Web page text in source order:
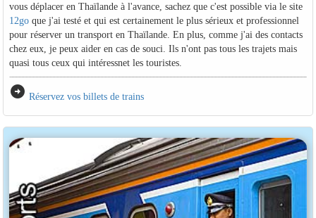
vous déplacer en Thaïlande à l'avance, sachez que c'est possible via le site
12goque j'ai testé et qui est certainement le plus sérieux et professionnel
pour réserver un transport en Thaïlande. En plus, comme j'ai des contacts
chez eux, je peux aider en cas de souci. Ils n'ont pas tous les trajets mais
quasi tous ceux qui intéressnet les touristes.
arrow_circle_right Réservez vos billets de trains